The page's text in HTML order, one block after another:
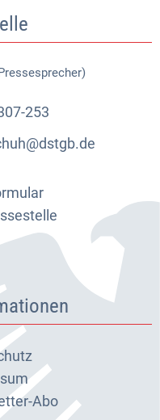
Handschuh
253
Abo